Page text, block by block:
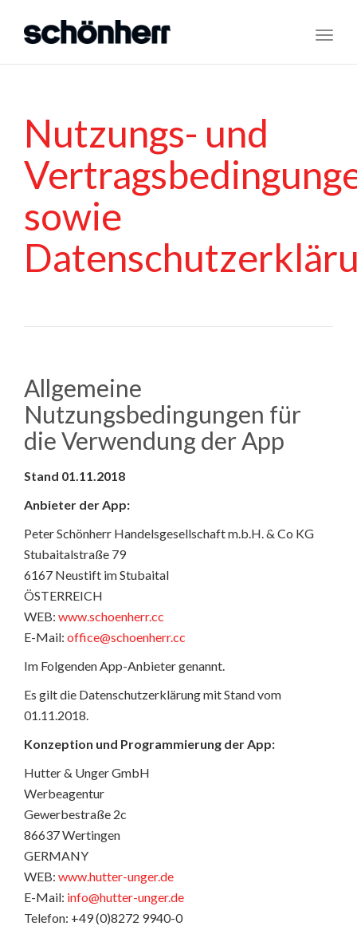
Nutzungs- und
sowie
Allgemeine
Nutzungsbedingungen für
die Verwendung der App
Stand 01.11.2018
Anbieter der App:
Peter Schönherr Handelsgesellschaft m.b.H. & Co KG
Stubaitalstraße 79
6167 Neustift im Stubaital
ÖSTERREICH
WEB: www.schoenherr.cc
E-Mail: office@schoenherr.cc
Im Folgenden App-Anbieter genannt.
Es gilt die Datenschutzerklärung mit Stand vom
01.11.2018.
Konzeption und Programmierung der App:
Hutter & Unger GmbH
Werbeagentur
Gewerbestraße 2c
86637 Wertingen
GERMANY
WEB: www.hutter-unger.de
E-Mail: info@hutter-unger.de
Telefon: +49 (0)8272 9940-0